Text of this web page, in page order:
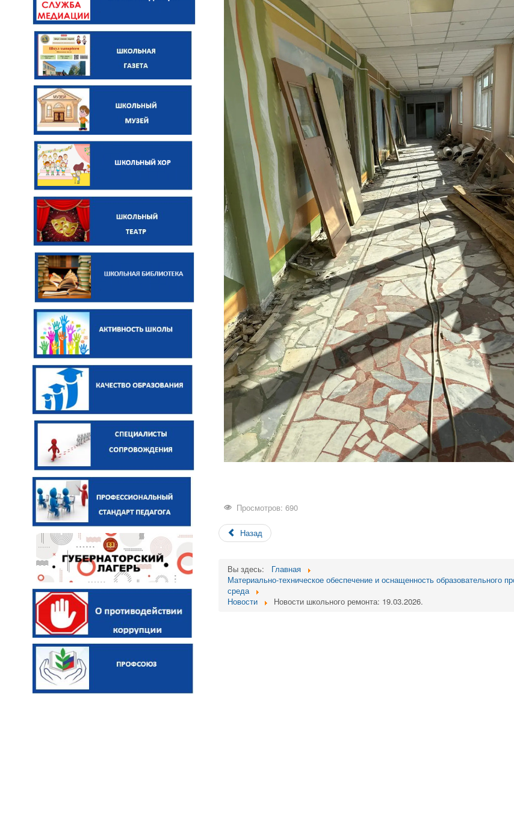
Просмотров: 690
Назад
Вы здесь:
Главная
Материально-техническое обеспечение и оснащенность образовательного
среда
Новости
Новости школьного ремонта: 19.03.2026.